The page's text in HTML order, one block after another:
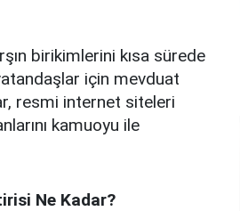
birikimlerini kısa sürede
için mevduat
resmi internet siteleri
kamuoyu ile
Ne Kadar?